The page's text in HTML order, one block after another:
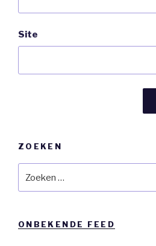
Site
ZOEKEN
naar:
ONBEKENDE FEED